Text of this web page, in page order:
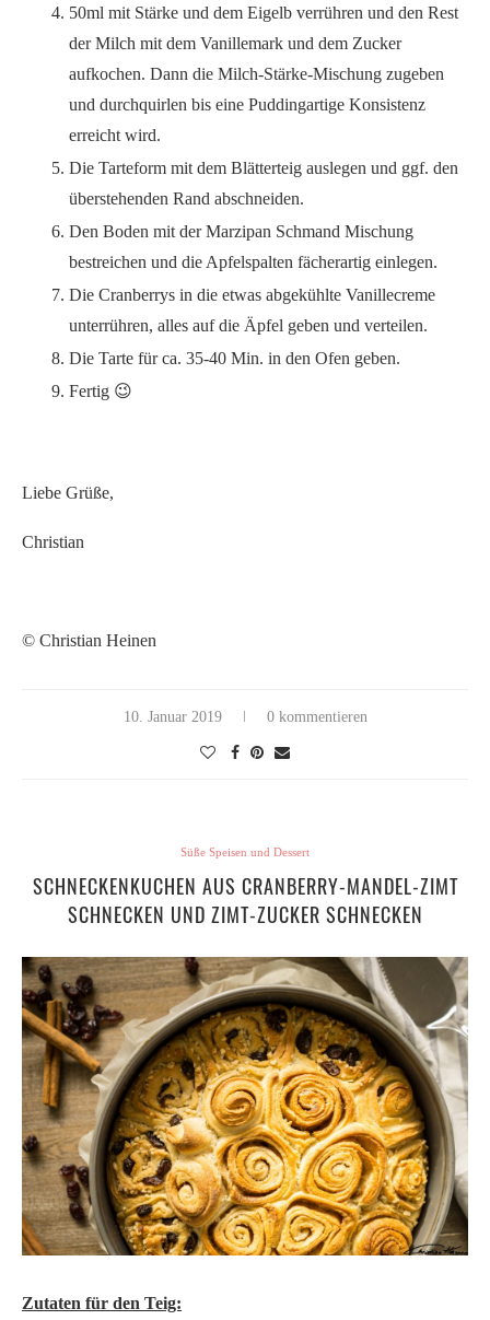
50ml mit Stärke und dem Eigelb verrühren und den Rest
der Milch mit dem Vanillemark und dem Zucker
aufkochen. Dann die Milch-Stärke-Mischung zugeben
und durchquirlen bis eine Puddingartige Konsistenz
erreicht wird.
Die Tarteform mit dem Blätterteig auslegen und ggf. den
überstehenden Rand abschneiden.
Den Boden mit der Marzipan Schmand Mischung
bestreichen und die Apfelspalten fächerartig einlegen.
Die Cranberrys in die etwas abgekühlte Vanillecreme
unterrühren, alles auf die Äpfel geben und verteilen.
Die Tarte für ca. 35-40 Min. in den Ofen geben.
Fertig 😉
Liebe Grüße,
Christian
© Christian Heinen
10. Januar 2019 0 kommentieren
Süße Speisen und Dessert
SCHNECKENKUCHEN AUS CRANBERRY-MANDEL-ZIMT
SCHNECKEN UND ZIMT-ZUCKER SCHNECKEN
Zutaten für den Teig: